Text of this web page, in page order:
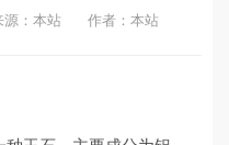
源：本站 作者：本站